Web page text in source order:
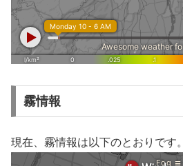
霧情報
現在、霧情報は以下のとおりです。